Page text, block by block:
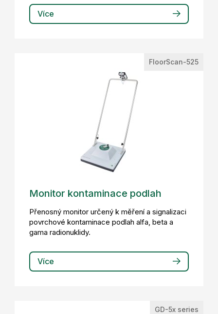
Více
FloorScan-525
Monitor kontaminace podlah
Přenosný monitor určený k měření a signalizaci
povrchové kontaminace podlah alfa, beta a
gama radionuklidy.
Více
GD-5x series